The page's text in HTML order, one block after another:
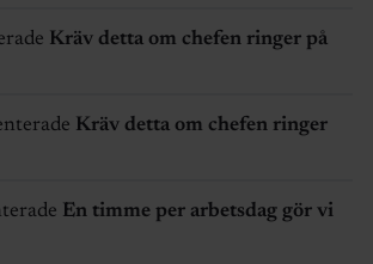
Kräv detta om chefen ringer på
Kräv detta om chefen ringer
En timme per arbetsdag gör vi